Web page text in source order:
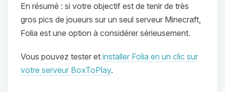
En résumé : si votre objectif est de tenir de très
gros pics de joueurs sur un seul serveur Minecraft,
Folia est une option à considérer sérieusement.
Vous pouvez tester et installer Folia en un clic sur
votre serveur BoxToPlay.